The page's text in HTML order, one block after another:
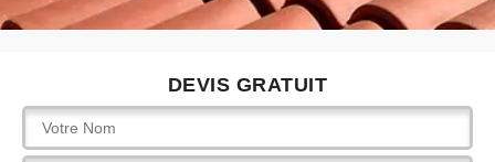
DEVIS GRATUIT